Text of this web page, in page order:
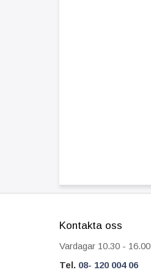
Kontakta oss
Vardagar 10.30 - 16.00
Tel. 08- 120 004 06